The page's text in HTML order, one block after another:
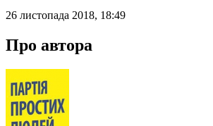
26 листопада 2018, 18:49
Про автора